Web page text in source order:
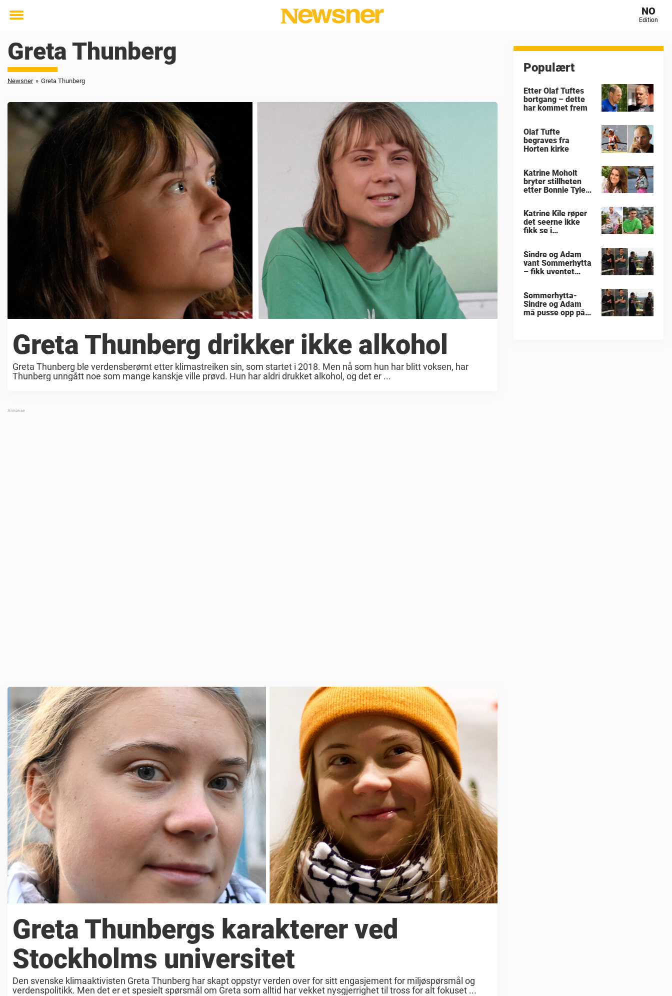
Toggle
NO
Edition
Greta Thunberg
Newsner » Greta Thunberg
Greta Thunberg drikker ikke alkohol
Greta Thunberg ble verdensberømt etter klimastreiken sin, som startet i 2018. Men nå som hun har blitt voksen, har
Thunberg unngått noe som mange kanskje ville prøvd. Hun har aldri drukket alkohol, og det er ...
Greta Thunbergs karakterer ved
Stockholms universitet
Den svenske klimaaktivisten Greta Thunberg har skapt oppstyr verden over for sitt engasjement for miljøspørsmål og
verdenspolitikk. Men det er et spesielt spørsmål om Greta som alltid har vekket nysgjerrighet til tross for alt fokuset ...
Populært
Etter Olaf Tuftes
bortgang – dette
har kommet frem
Olaf Tufte
begraves fra
Horten kirke
Katrine Moholt
bryter stillheten
etter Bonnie Tylers
Katrine Kile røper
det seerne ikke
fikk se i
Sindre og Adam
vant Sommerhytta
– fikk uventet
Sommerhytta-
Sindre og Adam
må pusse opp på